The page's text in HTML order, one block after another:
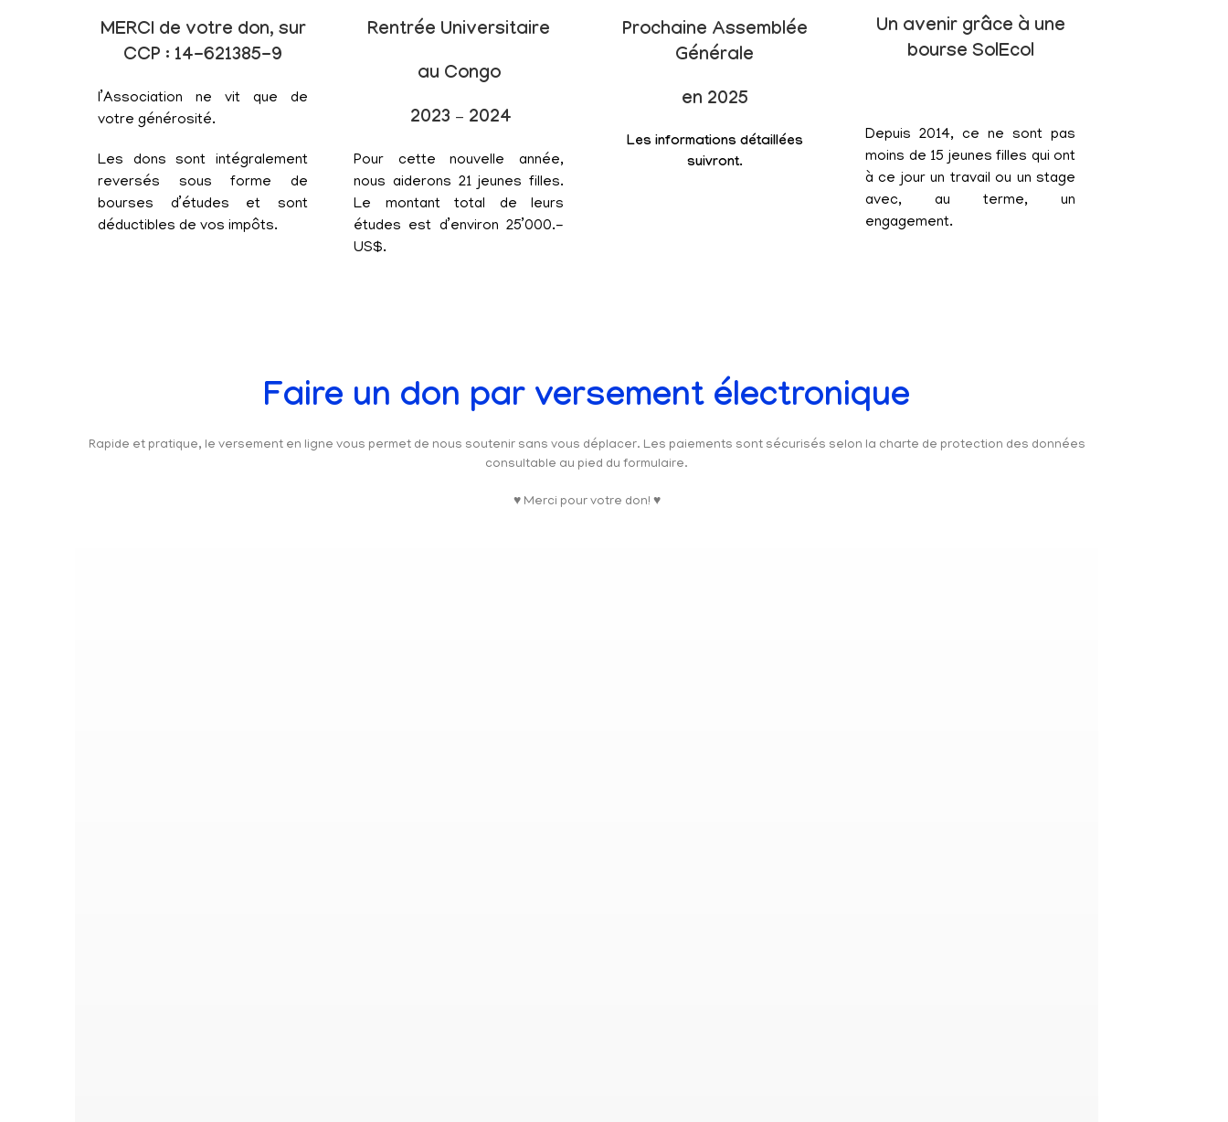
MERCI de votre don, sur
CCP : 14-621385-9
l’Association ne vit que de
votre générosité.
Les dons sont intégralement
reversés sous forme de
bourses d’études et sont
déductibles de vos impôts.
Rentrée Universitaire
au Congo
2023 – 2024
Pour cette nouvelle année,
nous aiderons 21 jeunes filles.
Le montant total de leurs
études est d’environ 25’000.-
US$.
Prochaine Assemblée
Générale
en 2025
Les informations détaillées
suivront.
Un avenir grâce à une
bourse SolEcol
Depuis 2014, ce ne sont pas
moins de 15 jeunes filles qui ont
à ce jour un travail ou un stage
avec, au terme, un
engagement.
Faire un don par versement électronique
Rapide et pratique, le versement en ligne vous permet de nous soutenir sans vous déplacer. Les paiements sont sécurisés selon la charte de protection des données
consultable au pied du formulaire.
♥ Merci pour votre don! ♥